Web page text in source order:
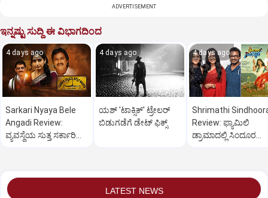
ADVERTISEMENT
ಇನ್ನಷ್ಟು ಸುದ್ದಿ ಈ ವಿಭಾಗದಿಂದ
4 days ago
Sarkari Nyaya Bele
Angadi Review:
ವ್ಯವಸ್ಥೆಯ ಸುತ್ತ ಸರ್ಕಾರಿ
4 days ago
ಯಶ್ 'ಟಾಕ್ಸಿಕ್' ಟ್ರೇಲರ್
ಬಿಡುಗಡೆಗೆ ಡೇಟ್ ಫಿಕ್ಸ್
4 days ago
Shrimathi
Review: ಫ್ಯಾಮಿಲಿ
ಡ್ರಾಮಾದಲ್ಲಿ ಸಿಂದೂರ
LATEST NEWS